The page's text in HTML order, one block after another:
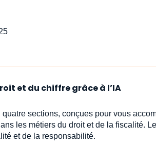
et du chiffre grâce à l’IA
sections, conçues pour vous
les métiers du droit et de la fiscalité.
et de la responsabilité.